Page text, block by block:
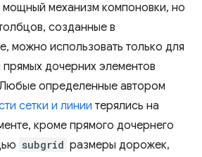
механизм компоновки, но
созданные в
можно использовать только для
дочерних элементов
определенные автором
сетки и линии терялись на
кроме прямого дочернего
subgrid размеры дорожек,